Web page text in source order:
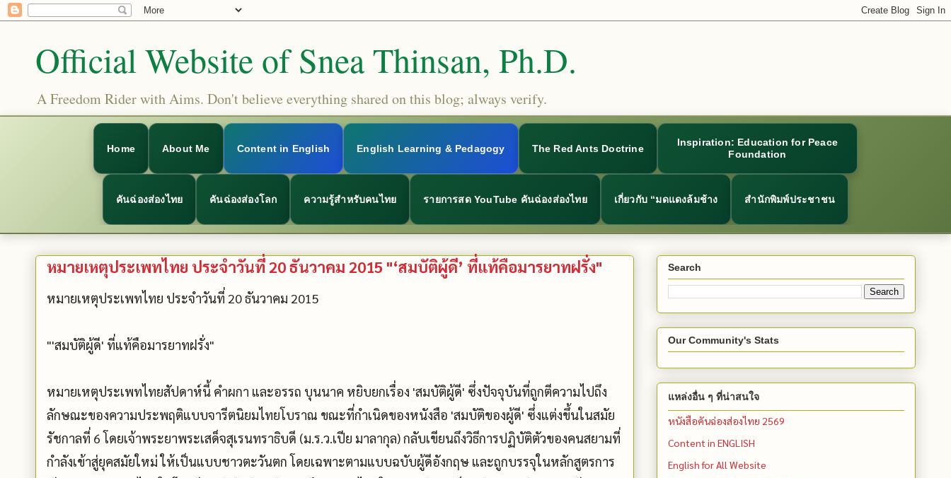
Official Website of Snea Thinsan, Ph.D.
A Freedom Rider with Aims. Don't believe everything shared on this blog; always verify.
Home About Me Content in English English Learning & Pedagogy The Red Ants Doctrine
Inspiration: Education for Peace
Foundation
คันฉ่องส่องไทย คันฉ่องส่องโลก ความรู้สำหรับคนไทย รายการสด YouTube คันฉ่องส่องไทย เกี่ยวกับ “มดแดงล้มช้าง สำนักพิมพ์ประชาชน
หมายเหตุประเพทไทย ประจำวันที่ 20 ธันวาคม 2015 "‘สมบัติผู้ดี’ ที่แท้คือมารยาทฝรั่ง"
หมายเหตุประเพทไทย ประจำวันที่ 20 ธันวาคม 2015
"'สมบัติผู้ดี' ที่แท้คือมารยาทฝรั่ง"
หมายเหตุประเพทไทยสัปดาห์นี้ คำผกา และอรรถ บุนนาค หยิบยกเรื่อง 'สมบัติผู้ดี' ซึ่งปัจจุบันที่ถูกตีความไปถึง
ลักษณะของความประพฤติแบบจารีตนิยมไทยโบราณ ขณะที่กำเนิดของหนังสือ 'สมบัติของผู้ดี' ซึ่งแต่งขึ้นในสมัย
รัชกาลที่ 6 โดยเจ้าพระยาพระเสด็จสุเรนทราธิบดี (ม.ร.ว.เปีย มาลากุล) กลับเขียนถึงวิธีการปฏิบัติตัวของคนสยามที่
กำลังเข้าสู่ยุคสมัยใหม่ ให้เป็นแบบชาวตะวันตก โดยเฉพาะตามแบบฉบับผู้ดีอังกฤษ และถูกบรรจุในหลักสูตรการ
Search
Our Community's Stats
แหล่งอื่น ๆ ที่น่าสนใจ
หนังสือคันฉ่องส่องไทย 2569
Content in ENGLISH
English for All Website